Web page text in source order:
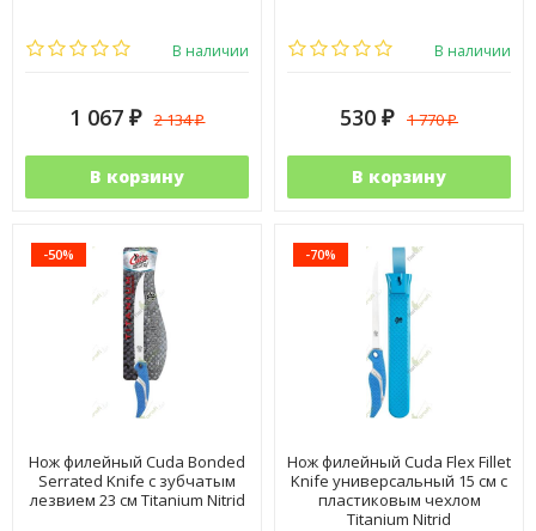
В наличии
1 067 ₽ 2 134₽
В корзину
В наличии
530 ₽ 1 770₽
В корзину
-50%
Нож филейный Cuda Bonded
Serrated Knife с зубчатым
лезвием 23 см Titanium Nitrid
-70%
Нож филейный Cuda Flex Fillet
Knife универсальный 15 см с
пластиковым чехлом
Titanium Nitrid